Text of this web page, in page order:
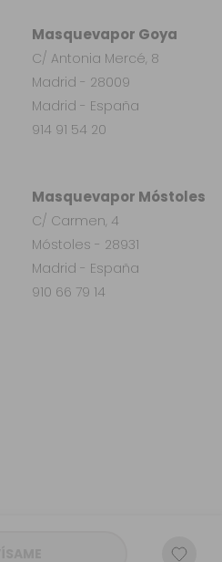
Masquevapor Móstoles
C/ Carmen, 4
Móstoles - 28931
Madrid - España
910 66 79 14
Masquevapor Goya
C/ Antonia Mercé, 8
Madrid - 28009
Madrid - España
914 91 54 20